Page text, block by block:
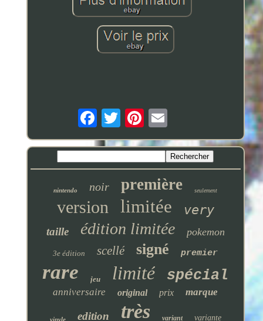
nintendo noir première seulement
version limitée very
taille édition limitée pokemon
3e édition scellé signé premier
rare jeu limité spécial
anniversaire original prix marque
vinyle edition très variant variante